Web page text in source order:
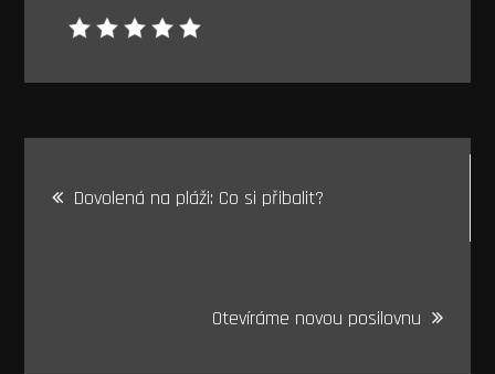
Dovolená na pláži: Co si přibalit?
Otevíráme novou posilovnu